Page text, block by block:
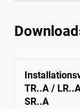
TR..A /
SR..A